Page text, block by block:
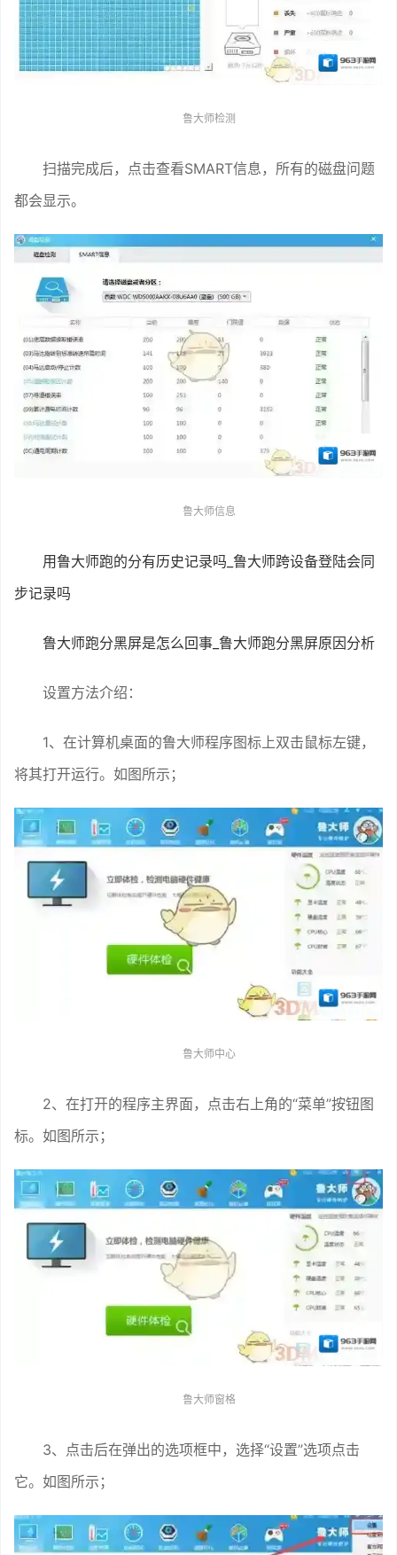
鲁大师检测
扫描完成后，点击查看SMART信息，所有的磁盘问题
都会显示。
鲁大师信息
用鲁大师跑的分有历史记录吗_鲁大师跨设备登陆会同
步记录吗
鲁大师跑分黑屏是怎么回事_鲁大师跑分黑屏原因分析
设置方法介绍：
1、在计算机桌面的鲁大师程序图标上双击鼠标左键，
将其打开运行。如图所示；
鲁大师中心
2、在打开的程序主界面，点击右上角的“菜单”按钮图
标。如图所示；
鲁大师窗格
3、点击后在弹出的选项框中，选择“设置”选项点击
它。如图所示；